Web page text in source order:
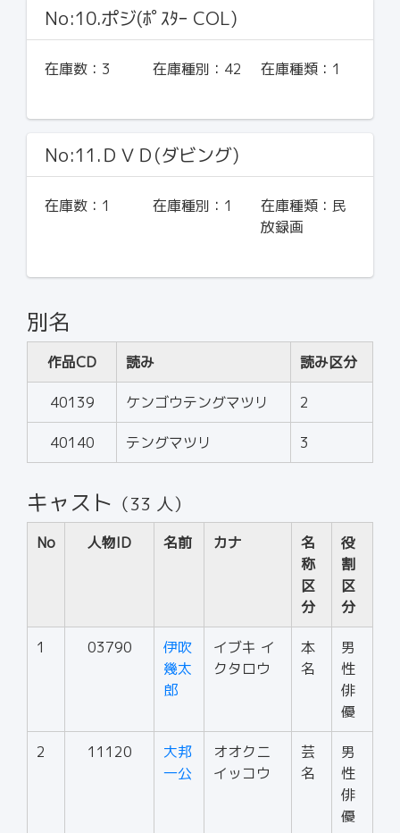
No:10.ポジ(ﾎﾟｽﾀｰ COL)
在庫数： 3 在庫種別： 42 在庫種類： 1
No:11.ＤＶＤ(ダビング)
在庫数： 1 在庫種別： 1 在庫種類： 民
放録画
別名
作品CD 読み 読み区分
40139 ケンゴウテングマツリ 2
40140 テングマツリ 3
キャスト （33 人）
No 人物ID 名前 カナ
名
称
区
分
役
割
区
分
1 03790
伊吹
幾太
郎
イブキ イ
クタロウ
本
名
男
性
俳
優
2 11120
大邦
一公
オオクニ
イッコウ
芸
名
男
性
俳
優